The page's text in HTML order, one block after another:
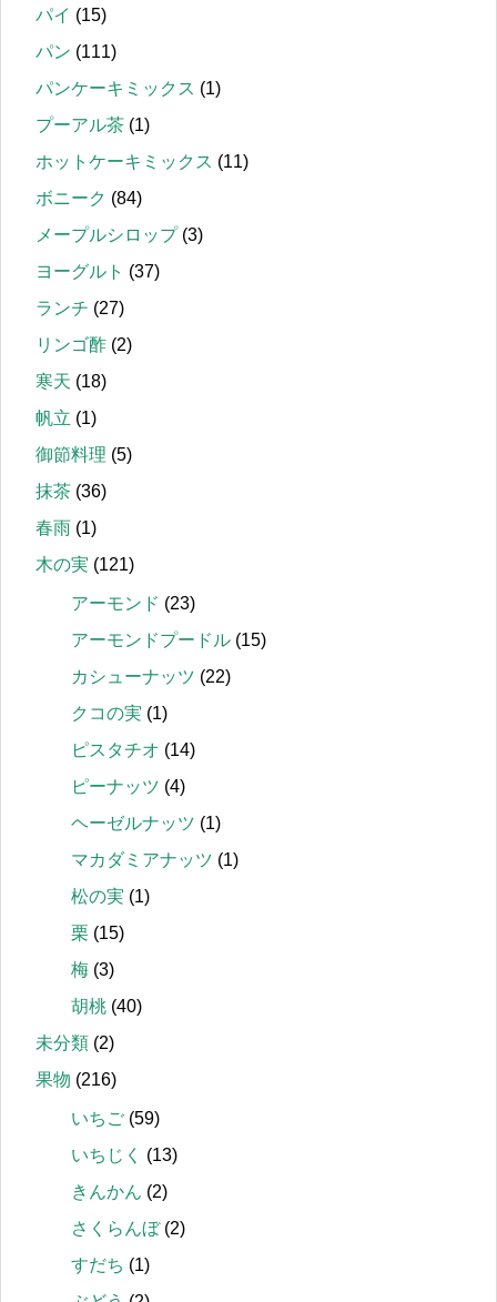
パイ (15)
パン (111)
パンケーキミックス (1)
プーアル茶 (1)
ホットケーキミックス (11)
ボニーク (84)
メープルシロップ(3)
ヨーグルト (37)
ランチ (27)
リンゴ酢 (2)
寒天 (18)
帆立 (1)
御節料理 (5)
抹茶 (36)
春雨 (1)
木の実 (121)
アーモンド (23)
アーモンドプードル (15)
カシューナッツ (22)
クコの実 (1)
ピスタチオ (14)
ピーナッツ (4)
ヘーゼルナッツ (1)
マカダミアナッツ (1)
松の実 (1)
栗 (15)
梅 (3)
胡桃 (40)
未分類 (2)
果物 (216)
いちご (59)
いちじく
(13)
きんかん (2)
さくらんぼ(2)
すだち (1)